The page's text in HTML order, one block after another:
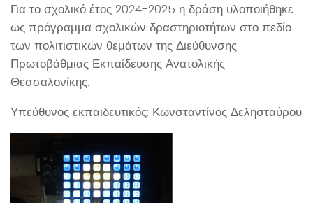
Για το σχολικό έτος 2024-2025 η δράση υλοποιήθηκε
ως πρόγραμμα σχολικών δραστηριοτήτων στο πεδίο
των πολιτιστικών θεμάτων της Διεύθυνσης
Πρωτοβάθμιας Εκπαίδευσης Ανατολικής
Θεσσαλονίκης.
Υπεύθυνος εκπαιδευτικός: Κωνσταντίνος Δελησταύρου